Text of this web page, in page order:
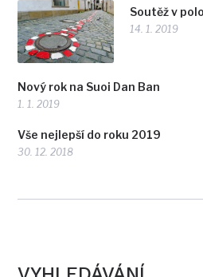
Soutěž v
14. 1. 2019
Nový rok na Suoi Dan Ban
1. 1. 2019
Vše nejlepší do roku 2019
30. 12. 2018